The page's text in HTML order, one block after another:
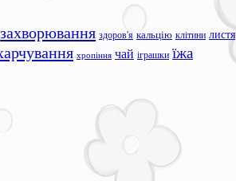
захворювання здоров'я кальцію клітини листя
хропіння чай іграшки їжа